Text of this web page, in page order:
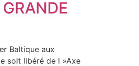
Baltique aux
soit libéré de l »Axe